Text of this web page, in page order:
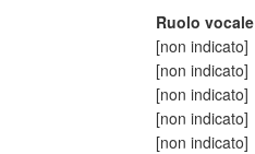
Ruolo vocale
[non indicato]
[non indicato]
[non indicato]
[non indicato]
[non indicato]